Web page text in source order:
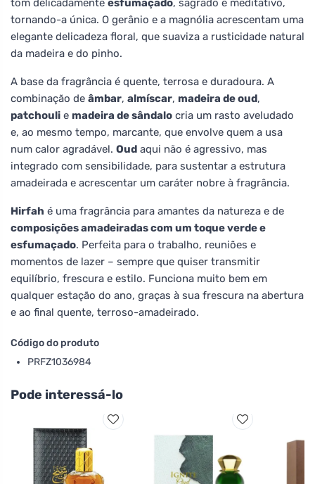
tornando-a única. O gerânio e a magnólia acrescentam uma
elegante delicadeza floral, que suaviza a rusticidade natural
da madeira e do pinho.
A base da fragrância é quente, terrosa e duradoura. A
combinação de âmbar, almíscar, madeira de oud,
patchouli e madeira de sândalo cria um rasto aveludado
e, ao mesmo tempo, marcante, que envolve quem a usa
num calor agradável. Oud aqui não é agressivo, mas
integrado com sensibilidade, para sustentar a estrutura
amadeirada e acrescentar um caráter nobre à fragrância.
Hirfah é uma fragrância para amantes da natureza e de
composições amadeiradas com um toque verde e
esfumaçado. Perfeita para o trabalho, reuniões e
momentos de lazer – sempre que quiser transmitir
equilíbrio, frescura e estilo. Funciona muito bem em
qualquer estação do ano, graças à sua frescura na abertura
e ao final quente, terroso-amadeirado.
Código do produto
PRFZ1036984
Pode interessá-lo